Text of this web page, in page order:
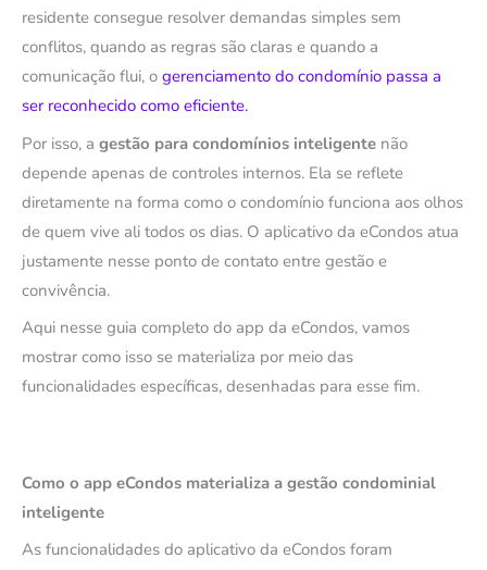
residente consegue resolver demandas simples sem
conflitos, quando as regras são claras e quando a
comunicação flui, o gerenciamento do condomínio passa a
ser reconhecido como eficiente.
Por isso, a gestão para condomínios inteligente não
depende apenas de controles internos. Ela se reflete
diretamente na forma como o condomínio funciona aos olhos
de quem vive ali todos os dias. O aplicativo da eCondos atua
justamente nesse ponto de contato entre gestão e
convivência.
Aqui nesse guia completo do app da eCondos, vamos
mostrar como isso se materializa por meio das
funcionalidades específicas, desenhadas para esse fim.
Como o app eCondos materializa a gestão condominial
inteligente
As funcionalidades do aplicativo da eCondos foram